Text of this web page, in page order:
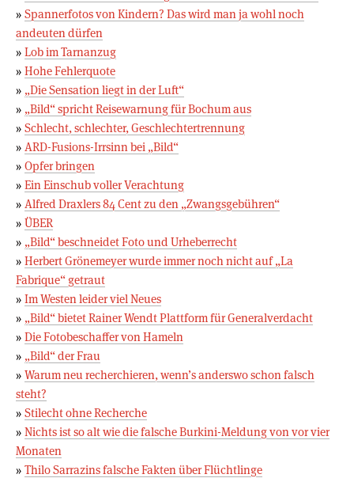
» Spannerfotos von Kindern? Das wird man ja wohl noch
andeuten dürfen
» Lob im Tarnanzug
» Hohe Fehlerquote
» „Die Sensation liegt in der Luft“
» „Bild“ spricht Reisewarnung für Bochum aus
» Schlecht, schlechter, Geschlechtertrennung
» ARD-Fusions-Irrsinn bei „Bild“
» Opfer bringen
» Ein Einschub voller Verachtung
» Alfred Draxlers 84 Cent zu den „Zwangsgebühren“
» ÜBER
» „Bild“ beschneidet Foto und Urheberrecht
» Herbert Grönemeyer wurde immer noch nicht auf „La
Fabrique“ getraut
» Im Westen leider viel Neues
» „Bild“ bietet Rainer Wendt Plattform für Generalverdacht
» Die Fotobeschaffer von Hameln
» „Bild“ der Frau
» Warum neu recherchieren, wenn’s anderswo schon falsch
steht?
» Stilecht ohne Recherche
» Nichts ist so alt wie die falsche Burkini-Meldung von vor vier
Monaten
» Thilo Sarrazins falsche Fakten über Flüchtlinge